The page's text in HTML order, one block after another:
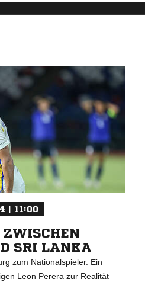
| 11:00
ZWISCHEN
SRI LANKA
zum Nationalspieler. Ein
Leon Perera zur Realität